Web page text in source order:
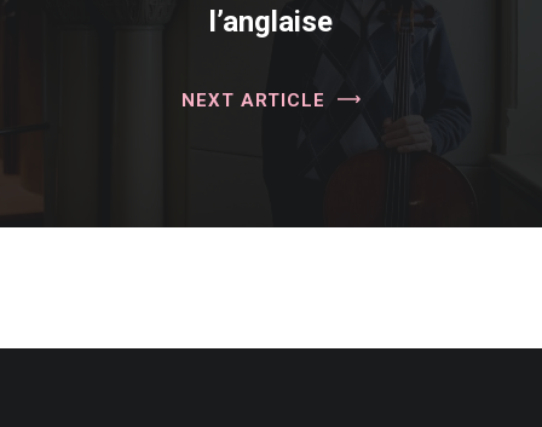
l’anglaise
NEXT ARTICLE